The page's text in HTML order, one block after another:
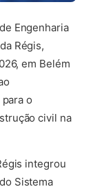
Engenharia
Régis,
em Belém
o
civil na
integrou
Sistema